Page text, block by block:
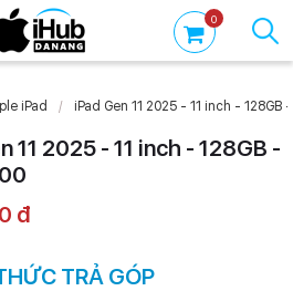
0
iPad iPad Gen 11 2025 - 11 inch - 128GB -
11 2025 - 11 inch - 128GB -
đ
TRẢ GÓP